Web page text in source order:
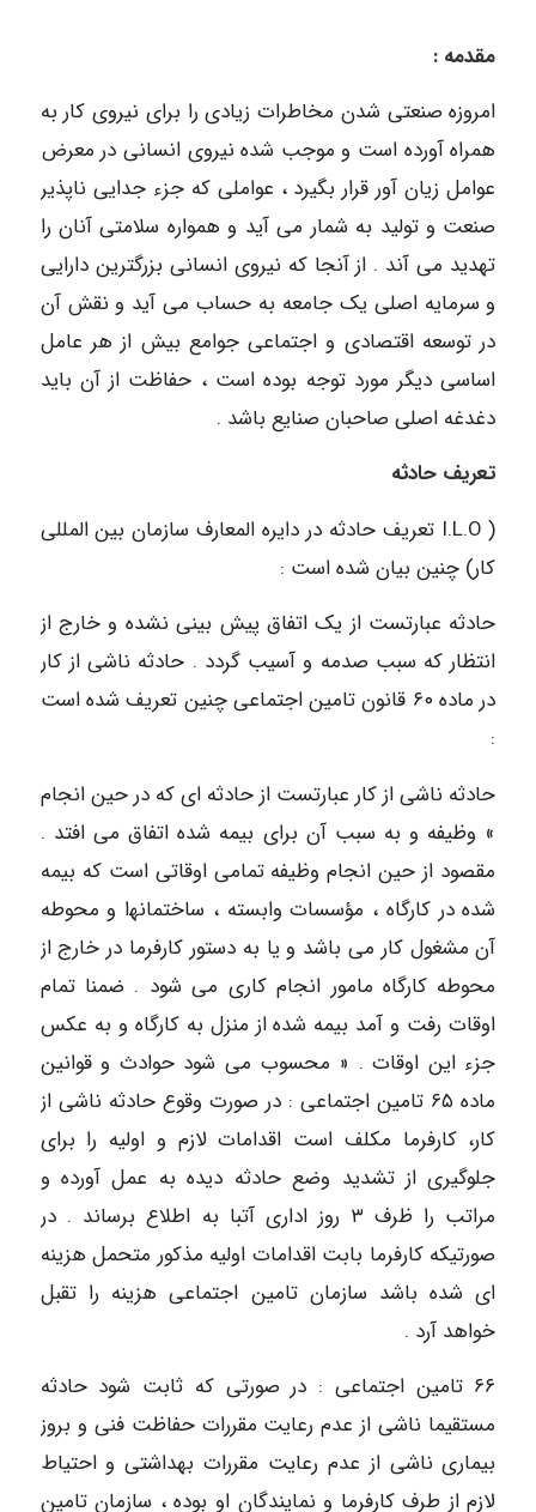
مقدمه :
امروزه صنعتی شدن مخاطرات زیادی را برای نیروی کار به
همراه آورده است و موجب شده نیروی انسانی در معرض
عوامل زیان آور قرار بگیرد ، عواملی که جزء جدایی ناپذیر
صنعت و تولید به شمار می آید و همواره سلامتی آنان را
تهدید می آند . از آنجا که نیروی انسانی بزرگترین دارایی
و سرمایه اصلی یک جامعه به حساب می آید و نقش آن
در توسعه اقتصادی و اجتماعی جوامع بیش از هر عامل
اساسی دیگر مورد توجه بوده است ، حفاظت از آن باید
دغدغه اصلی صاحبان صنایع باشد .
تعریف حادثه
( I.L.O تعریف حادثه در دایره المعارف سازمان بین المللی
کار) چنین بیان شده است :
حادثه عبارتست از یک اتفاق پیش بینی نشده و خارج از
انتظار که سبب صدمه و آسیب گردد . حادثه ناشی از کار
در ماده ۶٠ قانون تامین اجتماعی چنین تعریف شده است
:
حادثه ناشی از کار عبارتست از حادثه ای که در حین انجام
» وظیفه و به سبب آن برای بیمه شده اتفاق می افتد .
مقصود از حین انجام وظیفه تمامی اوقاتی است که بیمه
شده در کارگاه ، مؤسسات وابسته ، ساختماﻧﻬا و محوطه
آن مشغول کار می باشد و یا به دستور کارفرما در خارج از
محوطه کارگاه مامور انجام کاری می شود . ضمنا تمام
اوقات رفت و آمد بیمه شده از منزل به کارگاه و به عکس
جزء این اوقات . « محسوب می شود حوادث و قوانین
ماده ۶۵ تامین اجتماعی : در صورت وقوع حادثه ناشی از
کار، کارفرما مکلف است اقدامات لازم و اولیه را برای
جلوگیری از تشدید وضع حادثه دیده به عمل آورده و
مراتب را ظرف ٣ روز اداری آتبا به اطلاع برساند . در
صورتیکه کارفرما بابت اقدامات اولیه مذکور متحمل هزینه
ای شده باشد سازمان تامین اجتماعی هزینه را تقبل
خواهد آرد .
۶۶ تامین اجتماعی : در صورتی که ثابت شود حادثه
مستقیما ناشی از عدم رعایت مقررات حفاظت فنی و بروز
بیماری ناشی از عدم رعایت مقررات بهداشتی و احتیاط
لازم از طرف کارفرما و نمایندگان او بوده ، سازمان تامین